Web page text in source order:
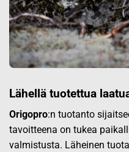
Lähellä tuotettua
Origopro:n tuotanto
tavoitteena on tukea
valmistusta. Läheinen